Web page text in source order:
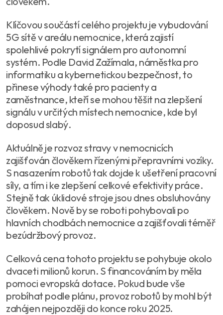
Klíčovou součástí celého projektu je vybudování
5G sítě v areálu nemocnice, která zajistí
spolehlivé pokrytí signálem pro autonomní
systém. Podle David Zažímala, náměstka pro
informatiku a kybernetickou bezpečnost, to
přinese výhody také pro pacienty a
zaměstnance, kteří se mohou těšit na zlepšení
signálu v určitých místech nemocnice, kde byl
doposud slabý.
Aktuálně je rozvoz stravy v nemocnicích
zajišťován člověkem řízenými přepravními vozíky.
S nasazením robotů tak dojde k ušetření pracovní
síly, a tím i ke zlepšení celkové efektivity práce.
Stejně tak úklidové stroje jsou dnes obsluhovány
člověkem. Nově by se roboti pohybovali po
hlavních chodbách nemocnice a zajišťovali téměř
bezúdržbový provoz.
Celková cena tohoto projektu se pohybuje okolo
dvaceti milionů korun. S financováním by měla
pomoci evropská dotace. Pokud bude vše
probíhat podle plánu, provoz robotů by mohl být
zahájen nejpozději do konce roku 2025.